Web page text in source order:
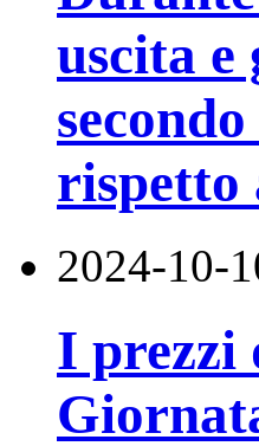
uscita
rispetto
2024-10-
I prezzi